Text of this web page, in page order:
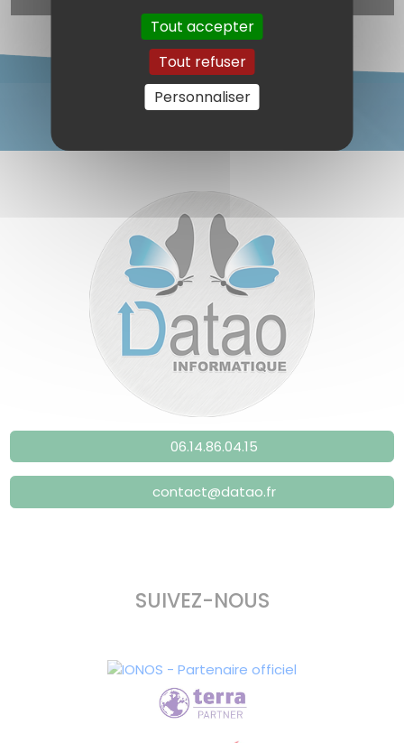
06.14.86.04.15
contact@datao.fr
SUIVEZ-NOUS
Tout accepter
Tout refuser
Personnaliser